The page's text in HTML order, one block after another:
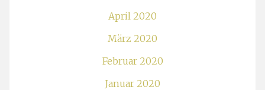
April 2020
März 2020
Februar 2020
Januar 2020